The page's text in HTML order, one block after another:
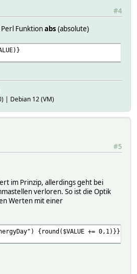
#4
Funktionabs (absolute)
| Debian 12 (VM)
#5
im Prinzip, allerdings geht bei
verloren. So ist die Optik
Werten mit einer
{round($VALUE += 0,1)}}